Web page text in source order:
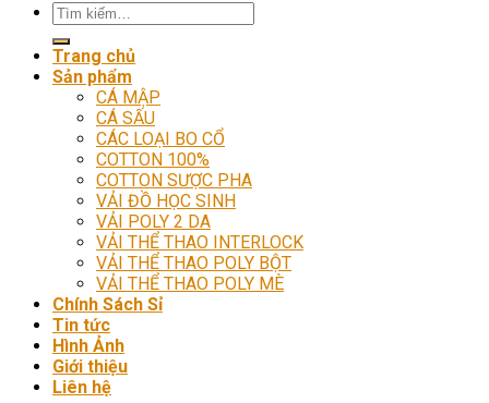
Tìm
kiếm:
Trang chủ
Sản phẩm
CÁ MẬP
CÁ SẤU
CÁC LOẠI BO CỔ
COTTON 100%
COTTON SƯỢC PHA
VẢI ĐỒ HỌC SINH
VẢI POLY 2 DA
VẢI THỂ THAO INTERLOCK
VẢI THỂ THAO POLY BỘT
VẢI THỂ THAO POLY MÈ
Chính Sách Sỉ
Tin tức
Hình Ảnh
Giới thiệu
Liên hệ